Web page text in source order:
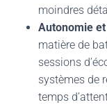
moindres
Autonomie
matière de
sessions
systèmes de
temps